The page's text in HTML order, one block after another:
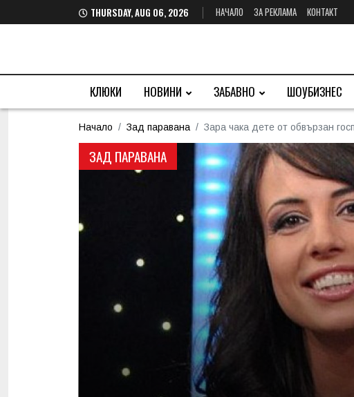
THURSDAY, AUG 06, 2026 НАЧАЛО ЗА РЕКЛАМА КОНТАКТ
КЛЮКИ НОВИНИ ЗАБАВНО ШОУБИЗНЕС
Начало Зад паравана Зара чака дете от обвързан
ЗАД ПАРАВАНА